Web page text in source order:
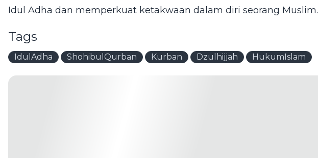
Idul Adha dan memperkuat ketakwaan dalam diri seorang Muslim.
Tags
IdulAdha ShohibulQurban Kurban Dzulhijjah HukumIslam